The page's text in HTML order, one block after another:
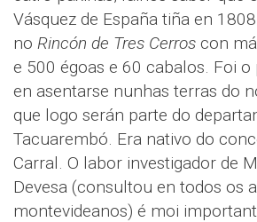
Vásquez de España tiña en
no Rincón de Tres Cerros con
e 500 égoas e 60 cabalos. Foi
en asentarse nunhas terras do
que logo serán parte do
Tacuarembó. Era nativo do
Carral. O labor investigador de
Devesa (consultou en todos os
montevideanos) é moi